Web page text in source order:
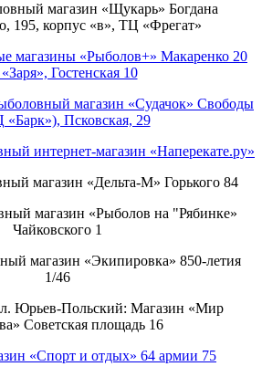
магазин «Щукарь» Богдана
195, корпус «в», ТЦ «Фрегат»
магазины «Рыболов+» Макаренко 20
Гостенская 10
магазин «Судачок» Свободы
«Барк»), Псковская, 29
интернет-магазин «Наперекате.ру»
магазин «Дельта-М» Горького 84
магазин «Рыболов на "Рябинке»
Чайковского 1
магазин «Экипировка» 850-летия
1/46
Юрьев-Польский: Магазин «Мир
Советская площадь 16
«Спорт и отдых» 64 армии 75